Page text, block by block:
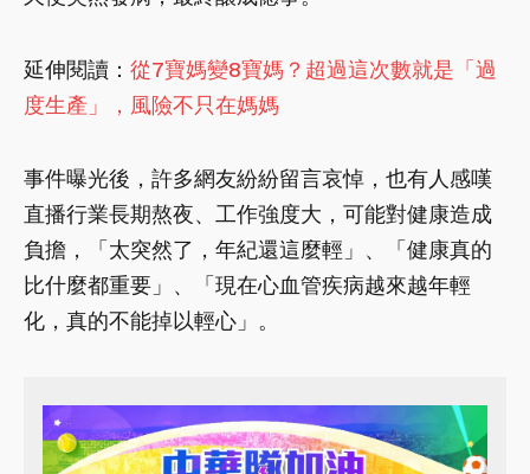
延伸閱讀： 從7寶媽變8寶媽？超過這次數就是「過
度生產」，風險不只在媽媽
事件曝光後，許多網友紛紛留言哀悼，也有人感嘆
直播行業長期熬夜、工作強度大，可能對健康造成
負擔，「太突然了，年紀還這麼輕」、「健康真的
比什麼都重要」、「現在心血管疾病越來越年輕
化，真的不能掉以輕心」。